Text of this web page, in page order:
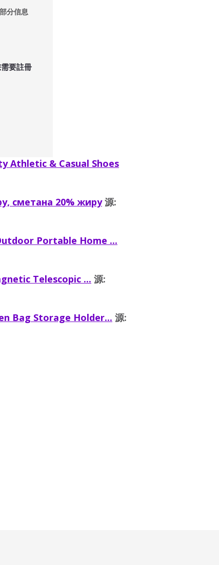
分信息
要註冊
Athletic & Casual Shoes
сметана 20% жиру源:
Portable Home ...
Telescopic ... 源:
Bag Storage Holder... 源: